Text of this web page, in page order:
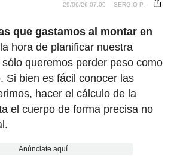
29/06/26 07:00 SERGIO P.
que gastamos al montar en
hora de planificar nuestra
queremos perder peso como
Si bien es fácil conocer las
hacer el cálculo de la
el cuerpo de forma precisa no
Anúnciate aquí